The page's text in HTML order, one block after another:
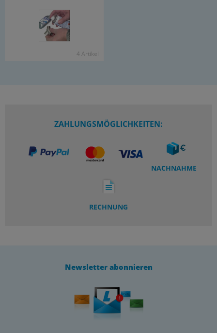
4 Ar­ti­kel
ZAHLUNGSMÖGLICHKEITEN:
NACHNAHME
RECHNUNG
Newsletter abonnieren